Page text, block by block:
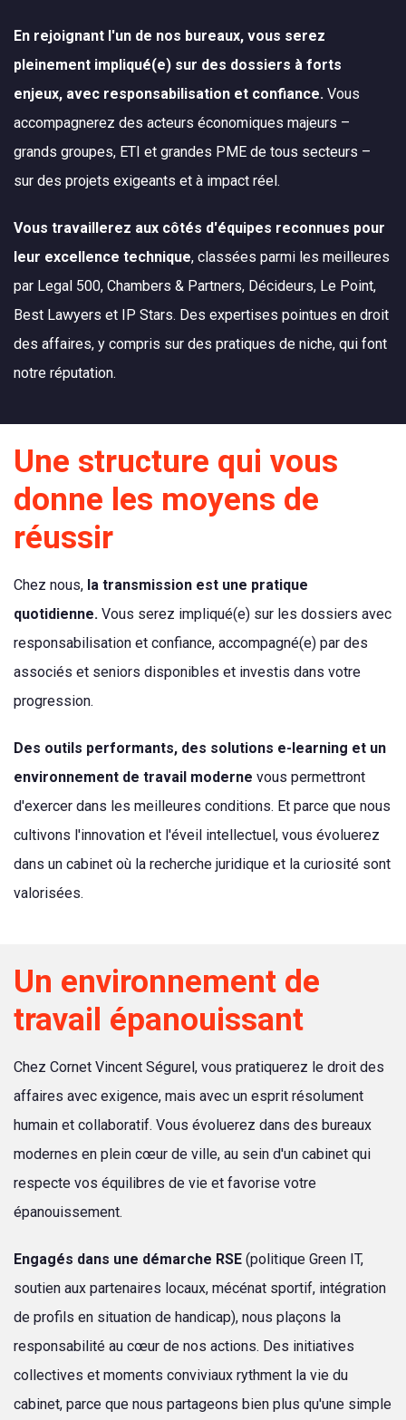
En rejoignant l'un de nos bureaux, vous serez
pleinement impliqué(e) sur des dossiers à forts
enjeux, avec responsabilisation et confiance. Vous
accompagnerez des acteurs économiques majeurs –
grands groupes, ETI et grandes PME de tous secteurs –
sur des projets exigeants et à impact réel.
Vous travaillerez aux côtés d'équipes reconnues pour
leur excellence technique, classées parmi les meilleures
par Legal 500, Chambers & Partners, Décideurs, Le Point,
Best Lawyers et IP Stars. Des expertises pointues en droit
des affaires, y compris sur des pratiques de niche, qui font
notre réputation.
Une structure qui vous
donne les moyens de
réussir
Chez nous, la transmission est une pratique
quotidienne. Vous serez impliqué(e) sur les dossiers avec
responsabilisation et confiance, accompagné(e) par des
associés et seniors disponibles et investis dans votre
progression.
Des outils performants, des solutions e-learning et un
environnement de travail moderne vous permettront
d'exercer dans les meilleures conditions. Et parce que nous
cultivons l'innovation et l'éveil intellectuel, vous évoluerez
dans un cabinet où la recherche juridique et la curiosité sont
valorisées.
Un environnement de
travail épanouissant
Chez Cornet Vincent Ségurel, vous pratiquerez le droit des
affaires avec exigence, mais avec un esprit résolument
humain et collaboratif. Vous évoluerez dans des bureaux
modernes en plein cœur de ville, au sein d'un cabinet qui
respecte vos équilibres de vie et favorise votre
épanouissement.
Engagés dans une démarche RSE (politique Green IT,
soutien aux partenaires locaux, mécénat sportif, intégration
de profils en situation de handicap), nous plaçons la
responsabilité au cœur de nos actions. Des initiatives
collectives et moments conviviaux rythment la vie du
cabinet, parce que nous partageons bien plus qu'une simple